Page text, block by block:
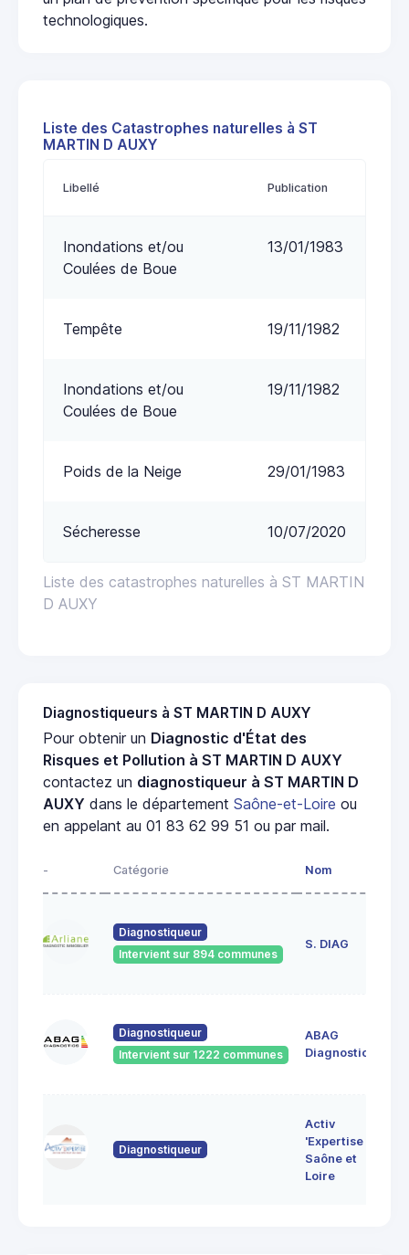
technologiques.
Liste des Catastrophes naturelles à ST
MARTIN D AUXY
Liste des catastrophes naturelles à ST MARTIN
D AUXY
Libellé Publication
Inondations et/ou
Coulées de Boue
13/01/1983
Tempête 19/11/1982
Inondations et/ou
Coulées de Boue
19/11/1982
Poids de la Neige 29/01/1983
Sécheresse 10/07/2020
Diagnostiqueurs à ST MARTIN D AUXY
Pour obtenir un Diagnostic d'État des
Risques et Pollution à ST MARTIN D AUXY
contactez un diagnostiqueur à ST MARTIN D
AUXY dans le département Saône-et-Loire ou
en appelant au 01 83 62 99 51 ou par mail.
- Catégorie Nom
Diagnostiqueur
Intervient sur 894 communes
S. DIAG
Diagnostiqueur
Intervient sur 1222 communes
ABAG
Diagnostics
Diagnostiqueur
Activ
'Expertise
Saône et
Loire